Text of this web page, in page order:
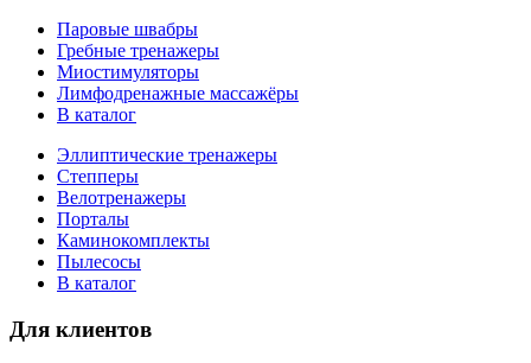
Паровые швабры
Гребные тренажеры
Миостимуляторы
Лимфодренажные массажёры
В каталог
Эллиптические тренажеры
Степперы
Велотренажеры
Порталы
Каминокомплекты
Пылесосы
В каталог
Для клиентов